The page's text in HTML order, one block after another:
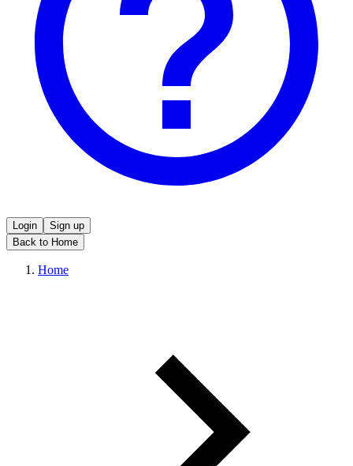
Login
Sign up
Back to Home
Home